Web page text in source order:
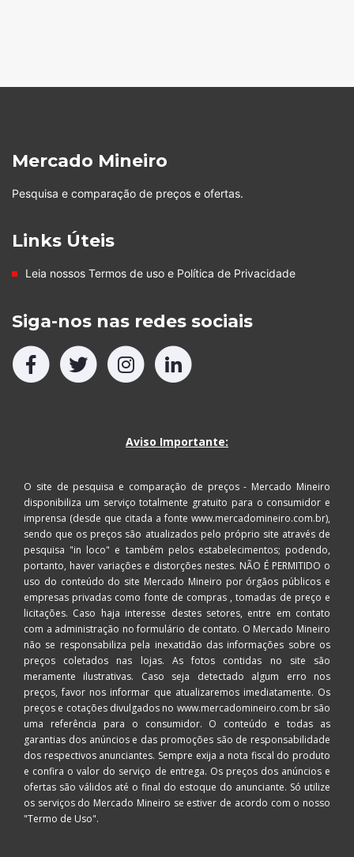
Mercado Mineiro
Pesquisa e comparação de preços e ofertas.
Links Úteis
Leia nossos Termos de uso e Política de Privacidade
Siga-nos nas redes sociais
Aviso Importante:
O site de pesquisa e comparação de preços - Mercado Mineiro
disponibiliza um serviço totalmente gratuito para o consumidor e
imprensa (desde que citada a fonte www.mercadomineiro.com.br),
sendo que os preços são atualizados pelo próprio site através de
pesquisa "in loco" e também pelos estabelecimentos; podendo,
portanto, haver variações e distorções nestes. NÃO É PERMITIDO o
uso do conteúdo do site Mercado Mineiro por órgãos públicos e
empresas privadas como fonte de compras , tomadas de preço e
licitações. Caso haja interesse destes setores, entre em contato
com a administração no formulário de contato. O Mercado Mineiro
não se responsabiliza pela inexatidão das informações sobre os
preços coletados nas lojas. As fotos contidas no site são
meramente ilustrativas. Caso seja detectado algum erro nos
preços, favor nos informar que atualizaremos imediatamente. Os
preços e cotações divulgados no www.mercadomineiro.com.br são
uma referência para o consumidor. O conteúdo e todas as
garantias dos anúncios e das promoções são de responsabilidade
dos respectivos anunciantes. Sempre exija a nota fiscal do produto
e confira o valor do serviço de entrega. Os preços dos anúncios e
ofertas são válidos até o final do estoque do anunciante. Só utilize
os serviços do Mercado Mineiro se estiver de acordo com o nosso
"Termo de Uso".